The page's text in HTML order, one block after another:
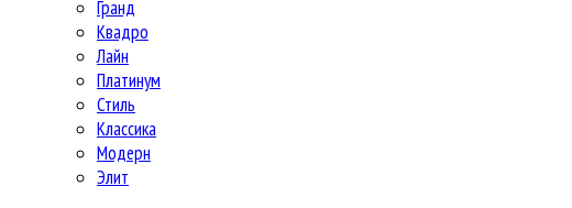
Гранд
Квадро
Лайн
Платинум
Стиль
Классика
Модерн
Элит